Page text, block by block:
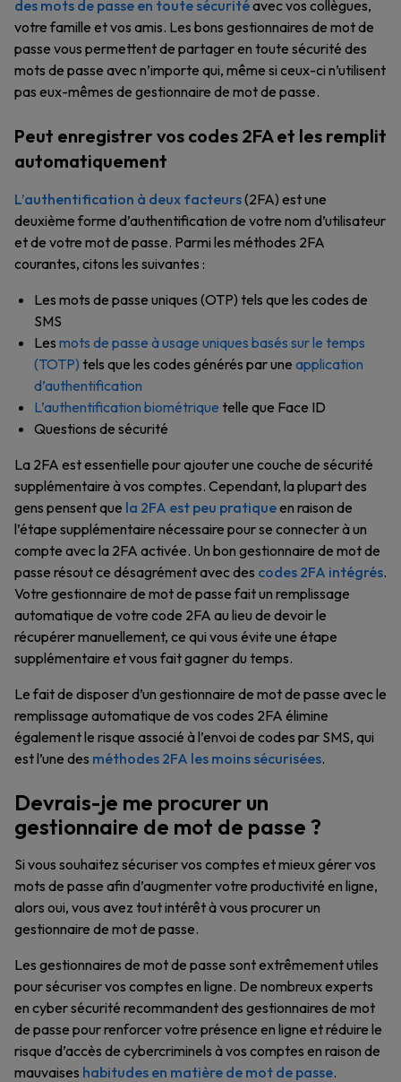
des mots de passe en toute sécuritéavec vos collègues,
votre famille et vos amis. Les bons gestionnaires de mot de
passe vous permettent de partager en toute sécurité des
mots de passe avec n’importe qui, même si ceux-ci n’utilisent
pas eux-mêmes de gestionnaire de mot de passe.
Peut enregistrer vos codes 2FA et les remplit
automatiquement
L’authentification à deux facteurs(2FA) est une
deuxième forme d’authentification de votre nom d’utilisateur
et de votre mot de passe. Parmi les méthodes 2FA
courantes, citons les suivantes :
Les mots de passe uniques (OTP) tels que les codes de
SMS
Les mots de passe à usage uniques basés sur le temps
(TOTP) tels que les codes générés par une application
d’authentification
L’authentification biométrique telle que Face ID
Questions de sécurité
La 2FA est essentielle pour ajouter une couche de sécurité
supplémentaire à vos comptes. Cependant, la plupart des
gens pensent que la 2FA est peu pratiqueen raison de
l’étape supplémentaire nécessaire pour se connecter à un
compte avec la 2FA activée. Un bon gestionnaire de mot de
passe résout ce désagrément avec des codes 2FA intégrés.
Votre gestionnaire de mot de passe fait un remplissage
automatique de votre code 2FA au lieu de devoir le
récupérer manuellement, ce qui vous évite une étape
supplémentaire et vous fait gagner du temps.
Le fait de disposer d’un gestionnaire de mot de passe avec le
remplissage automatique de vos codes 2FA élimine
également le risque associé à l’envoi de codes par SMS, qui
est l’une des méthodes 2FA les moins sécurisées.
Devrais-je me procurer un
gestionnaire de mot de passe ?
Si vous souhaitez sécuriser vos comptes et mieux gérer vos
mots de passe afin d’augmenter votre productivité en ligne,
alors oui, vous avez tout intérêt à vous procurer un
gestionnaire de mot de passe.
Les gestionnaires de mot de passe sont extrêmement utiles
pour sécuriser vos comptes en ligne. De nombreux experts
en cyber sécurité recommandent des gestionnaires de mot
de passe pour renforcer votre présence en ligne et réduire le
risque d’accès de cybercriminels à vos comptes en raison de
mauvaises habitudes en matière de mot de passe.